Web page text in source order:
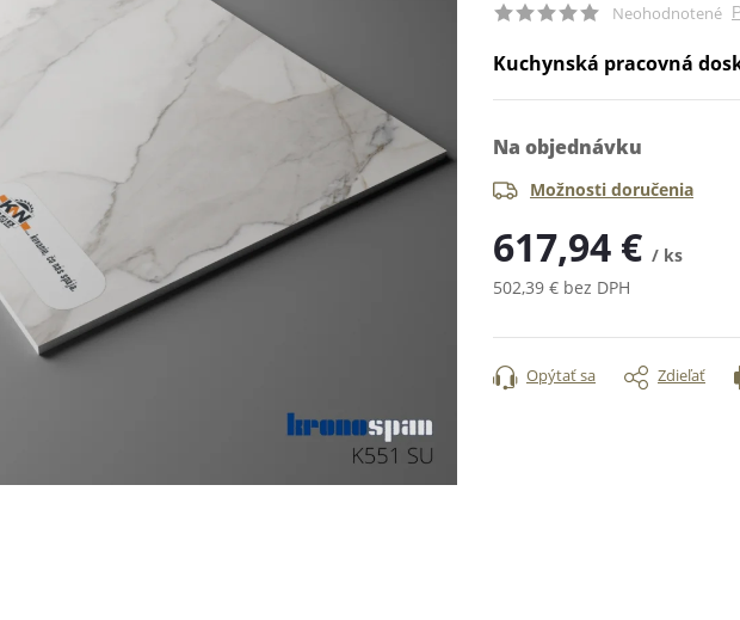
Neohodnotené
Kuchynská pracovná
Na objednávku
Možnosti doručenia
617,94 € / ks
502,39 € bez DPH
cena:
Opýtať sa Zdieľať